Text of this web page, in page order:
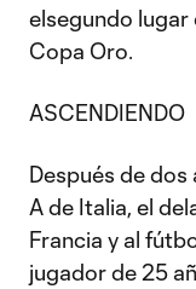
elsegundo lugar
Copa Oro.
ASCENDIENDO
Después de dos
A de Italia, el
Francia y al
jugador de 25